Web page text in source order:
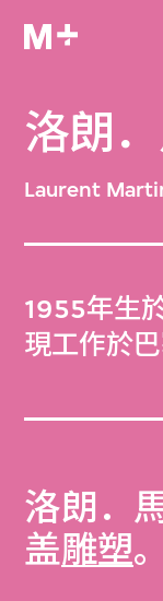
洛朗．
Laurent
1955年生
現工作於
洛朗．
盖雕塑。